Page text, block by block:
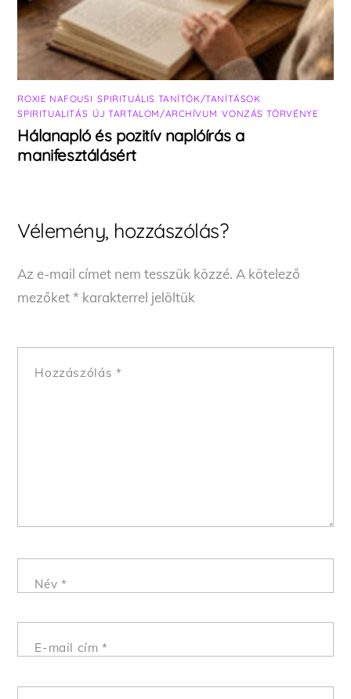
ROXIE NAFOUSI ,SPIRITUÁLIS TANÍTÓK/TANÍTÁSOK
SPIRITUALITÁS ÚJ TARTALOM/ARCHÍVUM ,VONZÁS TÖRVÉNYE
Hálanapló és pozitív naplóírás a
manifesztálásért
Vélemény, hozzászólás?
Az e-mail címet nem tesszük közzé. A kötelező
mezőket* karakterrel jelöltük
Hozzászólás *
Név *
E-mail cím*